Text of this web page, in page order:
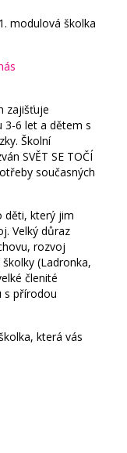
modulová školka
zajišťuje
3-6 let a dětem s
Školní
SVĚT SE TOČÍ
současných
děti, který jim
Velký důraz
rozvoj
(Ladronka,
členité
s přírodou
která vás